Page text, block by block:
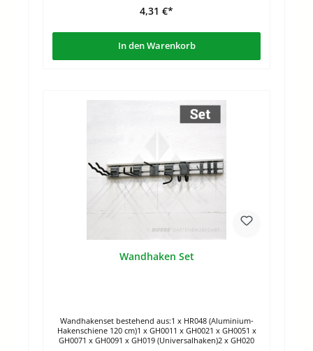
4,31 €*
In den Warenkorb
Wandhaken Set
Wandhakenset bestehend aus:1 x HR048 (Aluminium-
Hakenschiene 120 cm)1 x GH0011 x GH0021 x GH0051 x
GH0071 x GH0091 x GH019 (Universalhaken)2 x GH020